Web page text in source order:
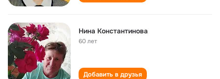
Нина Константинова
60 лет
Добавить в друзья